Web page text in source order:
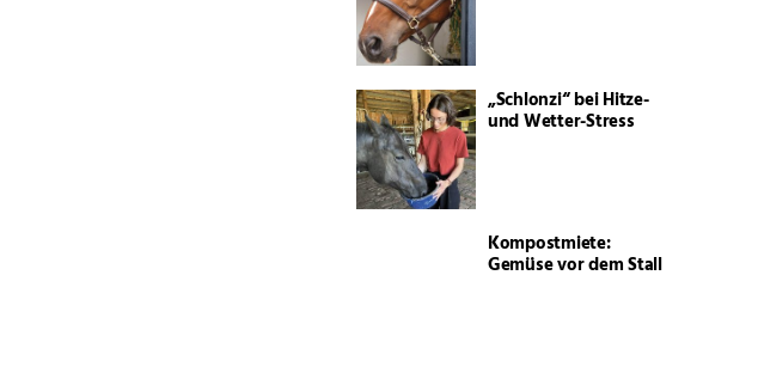
„Schlonzi“ bei Hitze-
und Wetter-Stress
Kompostmiete:
Gemüse vor dem Stall